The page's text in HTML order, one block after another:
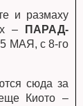
и размаху
–
ПАРАД-
МАЯ, с 8-го
сюда за
Киото –